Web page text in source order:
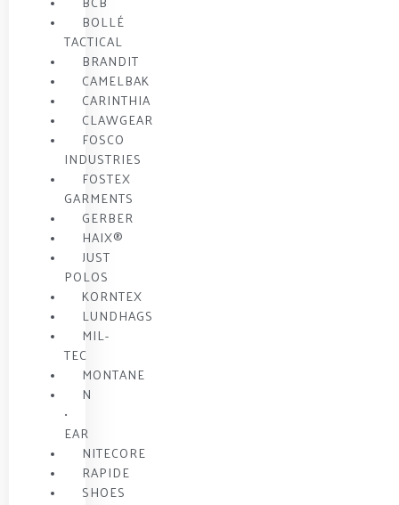
BOLLÉ
TACTICAL
BRANDIT
CAMELBAK
CARINTHIA
CLAWGEAR
FOSCO
INDUSTRIES
FOSTEX
GARMENTS
GERBER
HAIX®
JUST
POLOS
KORNTEX
LUNDHAGS
MIL-
TEC
MONTANE
N
•
EAR
NITECORE
RAPIDE
SHOES